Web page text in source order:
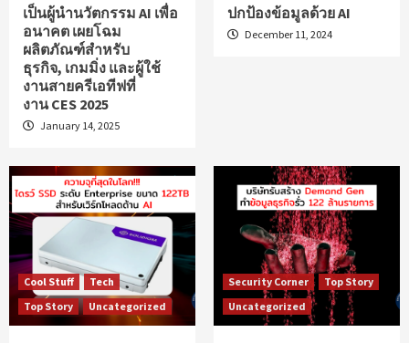
เป็นผู้นำนวัตกรรม AI เพื่อ
อนาคต เผยโฉม
ผลิตภัณฑ์สำหรับ
ธุรกิจ, เกมมิ่ง และผู้ใช้
งานสายครีเอทีฟที่
งาน CES 2025
January 14, 2025
ปกป้องข้อมูลด้วย AI
December 11, 2024
Cool Stuff
Tech
Top Story
Uncategorized
Security Corner
Top Story
Uncategorized